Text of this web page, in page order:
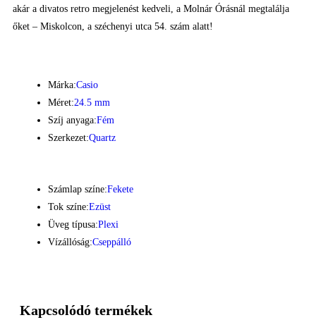
akár a divatos retro megjelenést kedveli, a Molnár Órásnál megtalálja
őket – Miskolcon, a széchenyi utca 54. szám alatt!
Márka:Casio
Méret:24.5 mm
Szíj anyaga:Fém
Szerkezet:Quartz
Számlap színe:Fekete
Tok színe:Ezüst
Üveg típusa:Plexi
Vízállóság:Cseppálló
Kapcsolódó termékek